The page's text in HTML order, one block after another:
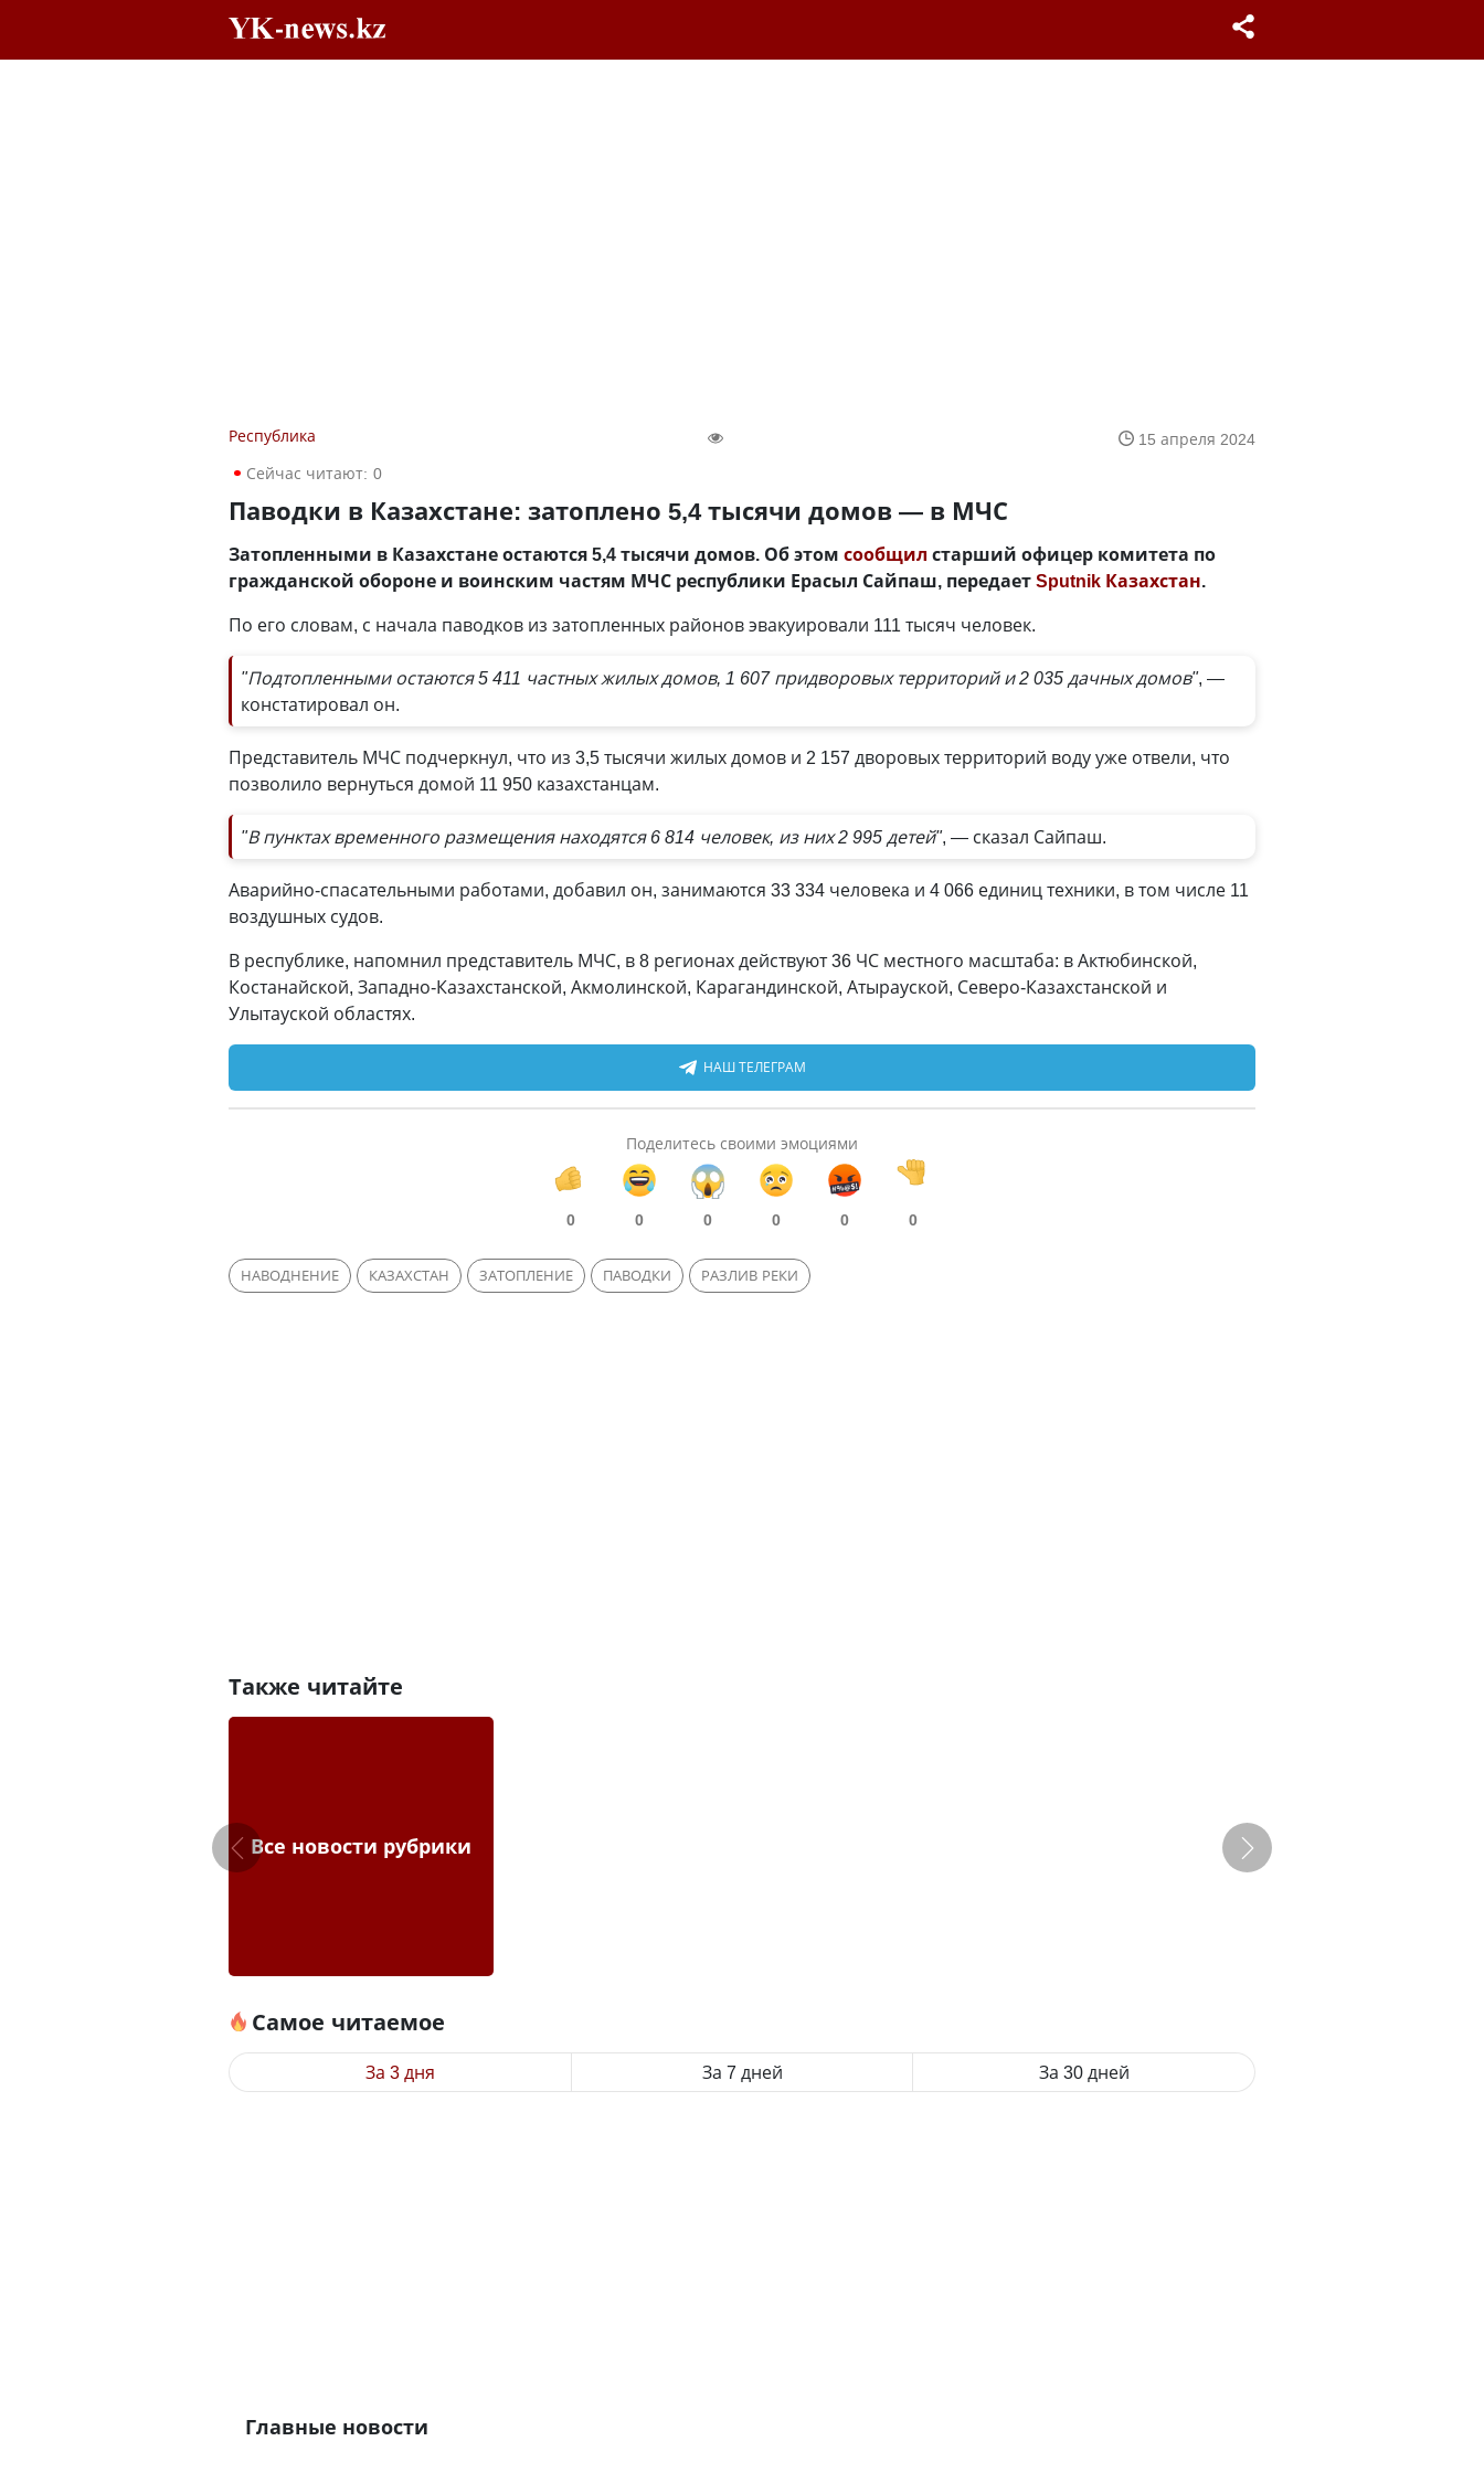
Республика
15 апреля 2024
Сейчас читают: 0
Паводки в Казахстане: затоплено 5,4 тысячи домов — в МЧС
Затопленными в Казахстане остаются 5,4 тысячи домов. Об этом сообщил старший офицер комитета по
гражданской обороне и воинским частям МЧС республики Ерасыл Сайпаш, передаетSputnik Казахстан.
По его словам, с начала паводков из затопленных районов эвакуировали 111 тысяч человек.
"Подтопленными остаются 5 411 частных жилых домов, 1 607 придворовых территорий и 2 035 дачных домов", —
констатировал он.
Представитель МЧС подчеркнул, что из 3,5 тысячи жилых домов и 2 157 дворовых территорий воду уже отвели, что
позволило вернуться домой 11 950 казахстанцам.
"В пунктах временного размещения находятся 6 814 человек, из них 2 995 детей", — сказал Сайпаш.
Аварийно-спасательными работами, добавил он, занимаются 33 334 человека и 4 066 единиц техники, в том числе 11
воздушных судов.
В республике, напомнил представитель МЧС, в 8 регионах действуют 36 ЧС местного масштаба: в Актюбинской,
Костанайской, Западно-Казахстанской, Акмолинской, Карагандинской, Атырауской, Северо-Казахстанской и
Улытауской областях.
НАШ ТЕЛЕГРАМ
Поделитесь своими эмоциями
0 0 0 0 0 0
НАВОДНЕНИЕ КАЗАХСТАН ЗАТОПЛЕНИЕ ПАВОДКИ РАЗЛИВ РЕКИ
Также читайте
Все новости рубрики
Самое читаемое
За 3 дня За 7 дней За 30 дней
Главные новости